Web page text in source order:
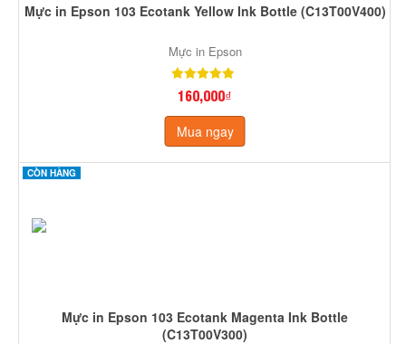
Mực in Epson 103 Ecotank Yellow Ink Bottle (C13T00V400)
Mực in Epson
160,000₫
Mua ngay
CÒN HÀNG
Mực in Epson 103 Ecotank Magenta Ink Bottle
(C13T00V300)